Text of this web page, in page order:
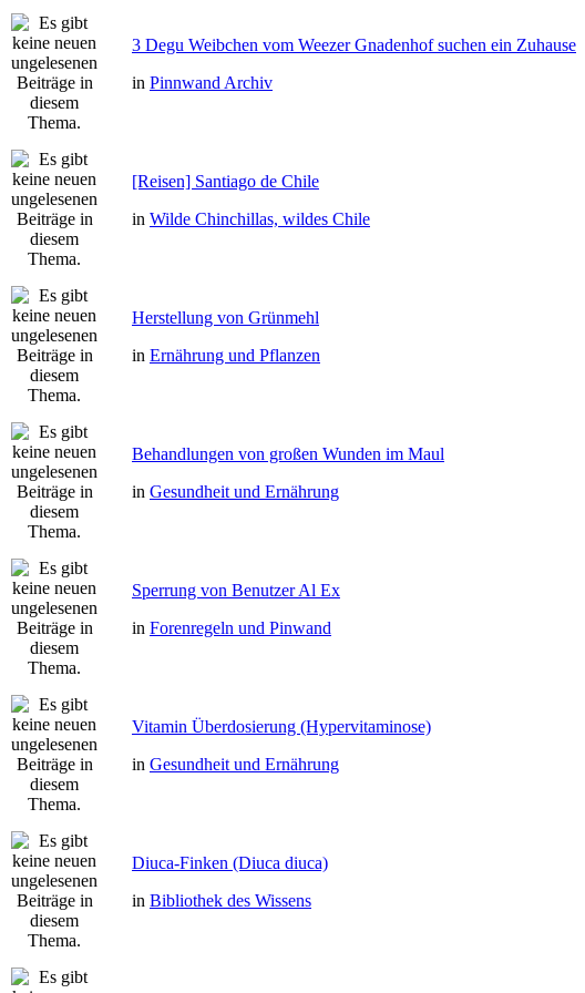
3 Degu Weibchen vom Weezer Gnadenhof suchen ein Zuhause
in Pinnwand Archiv
[Reisen] Santiago de Chile
in Wilde Chinchillas, wildes Chile
Herstellung von Grünmehl
in Ernährung und Pflanzen
Behandlungen von großen Wunden im Maul
in Gesundheit und Ernährung
Sperrung von Benutzer Al Ex
in Forenregeln und Pinwand
Vitamin Überdosierung (Hypervitaminose)
in Gesundheit und Ernährung
Diuca-Finken (Diuca diuca)
in Bibliothek des Wissens